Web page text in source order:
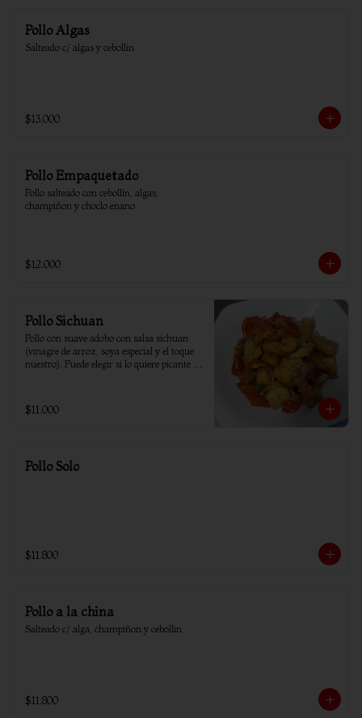
Pollo Algas
Salteado c/ algas y cebollin
$13.000
Pollo Empaquetado
Pollo salteado con cebollín, algas,
champiñon y choclo enano
$12.000
Pollo Sichuan
Pollo con suave adobo con salsa sichuan
(vinagre de arroz, soya especial y el toque
nuestro). Puede elegir si lo quiere picante o
$11.000
Pollo Solo
$11.800
Pollo a la china
Salteado c/ alga, champiñon y cebollin
$11.800